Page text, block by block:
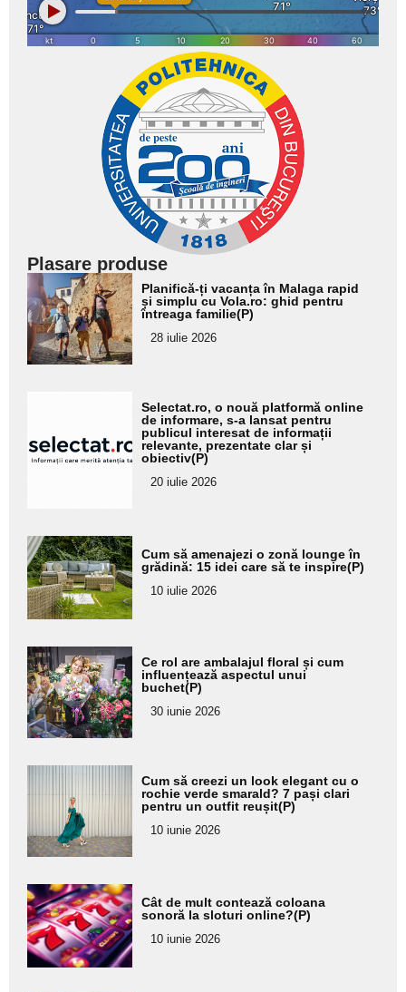
Plasare produse
Adaugă
aici textul
pentru
subtitlu
Planifică-ți vacanța în Malaga rapid
și simplu cu Vola.ro: ghid pentru
întreaga familie(P)
28 iulie 2026
pentru
subtitlu
Selectat.ro, o nouă platformă online
de informare, s-a lansat pentru
publicul interesat de informații
relevante, prezentate clar și
obiectiv(P)
20 iulie 2026
Adaugă
aici textul
pentru
subtitlu
Cum să amenajezi o zonă lounge în
grădină: 15 idei care să te inspire(P)
10 iulie 2026
Adaugă
aici textul
pentru
subtitlu
Ce rol are ambalajul floral și cum
influențează aspectul unui
buchet(P)
30 iunie 2026
Adaugă
aici textul
pentru
subtitlu
Cum să creezi un look elegant cu o
rochie verde smarald? 7 pași clari
pentru un outfit reușit(P)
10 iunie 2026
Adaugă
aici textul
pentru
subtitlu
Cât de mult contează coloana
sonoră la sloturi online?(P)
10 iunie 2026